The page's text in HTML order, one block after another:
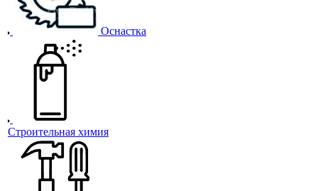
Оснастка
Строительная химия